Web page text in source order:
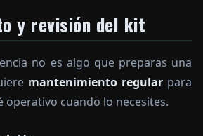
y revisión del kit
no es algo que preparas una
mantenimiento regularpara
operativo cuando lo necesites.